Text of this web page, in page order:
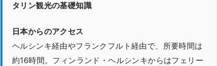
タリン観光の基礎知識
日本からのアクセス
ヘルシンキ経由やフランクフルト経由で、所要時間は
約16時間。フィンランド・ヘルシンキからはフェリー